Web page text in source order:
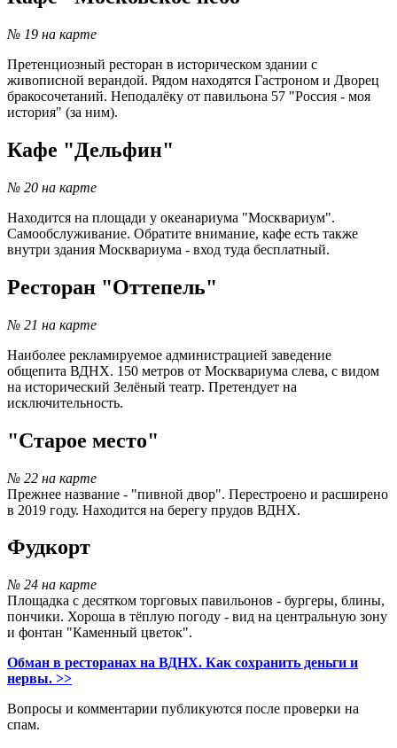
№ 19 на карте
Претенциозный ресторан в историческом здании с
живописной верандой. Рядом находятся Гастроном и Дворец
бракосочетаний. Неподалёку от павильона 57 "Россия - моя
история" (за ним).
Кафе "Дельфин"
№ 20 на карте
Находится на площади у океанариума "Москвариум".
Самообслуживание. Обратите внимание, кафе есть также
внутри здания Москвариума - вход туда бесплатный.
Ресторан "Оттепель"
№ 21 на карте
Наиболее рекламируемое администрацией заведение
общепита ВДНХ. 150 метров от Москвариума слева, с видом
на исторический Зелёный театр. Претендует на
исключительность.
"Старое место"
№ 22 на карте
Прежнее название - "пивной двор". Перестроено и расширено
в 2019 году. Находится на берегу прудов ВДНХ.
Фудкорт
№ 24 на карте
Площадка с десятком торговых павильонов - бургеры, блины,
пончики. Хороша в тёплую погоду - вид на центральную зону
и фонтан "Каменный цветок".
Обман в ресторанах на ВДНХ. Как сохранить деньги и
нервы. >>
Вопросы и комментарии публикуются после проверки на
спам.